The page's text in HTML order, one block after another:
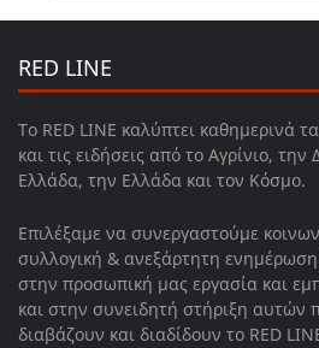
RED LINE
Το RED LINE καλύπτει καθημερινά
και τις ειδήσεις από το Αγρίνιο, την
Ελλάδα, την Ελλάδα και τον Κόσμο.
Επιλέξαμε να συνεργαστούμε
συλλογική & ανεξάρτητη
στην προσωπική μας εργασία και
και στην συνειδητή στήριξη αυτών
διαβάζουν και διαδίδουν το RED